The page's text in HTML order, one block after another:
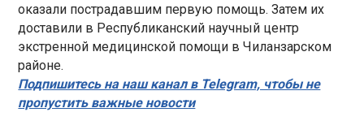
оказали пострадавшим первую помощь. Затем их
доставили в Республиканский научный центр
экстренной медицинской помощи в Чиланзарском
районе.
Подпишитесь на наш канал в Telegram, чтобы не
пропустить важные новости